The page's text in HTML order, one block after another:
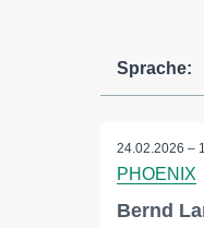
Sprache:
24.02.2026 –
PHOENIX
Bernd